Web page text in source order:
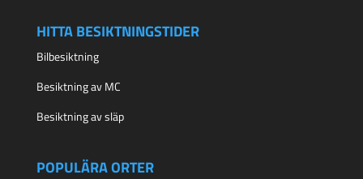
HITTA BESIKTNINGSTIDER
Bilbesiktning
Besiktning av MC
Besiktning av släp
POPULÄRA ORTER